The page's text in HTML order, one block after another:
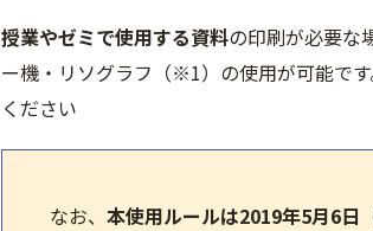
授業やゼミで使用する資料の印刷が必要な
ー機・リソグラフ（※1）の使用が可能で
ください
なお、 本使用ルールは2019年5月6日